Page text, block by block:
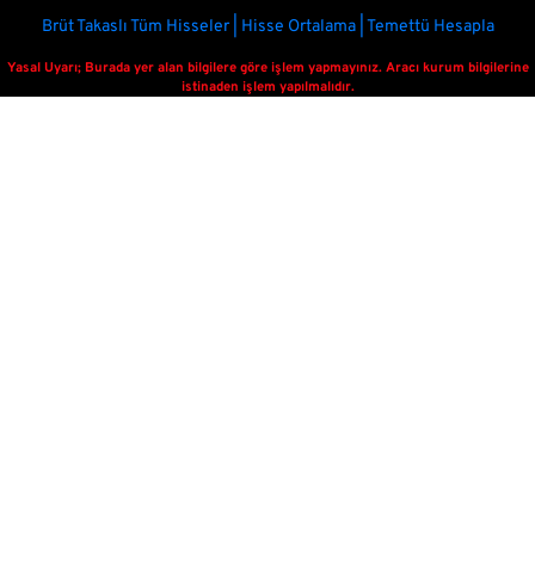
Brüt Takaslı Tüm Hisseler | Hisse Ortalama | Temettü Hesapla
Yasal Uyarı; Burada yer alan bilgilere göre işlem yapmayınız. Aracı kurum bilgilerine
istinaden işlem yapılmalıdır.